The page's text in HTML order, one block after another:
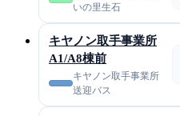
いの里生石
キヤノン取手事業所
A1/A8棟前
キヤノン取手事業所
送迎バス